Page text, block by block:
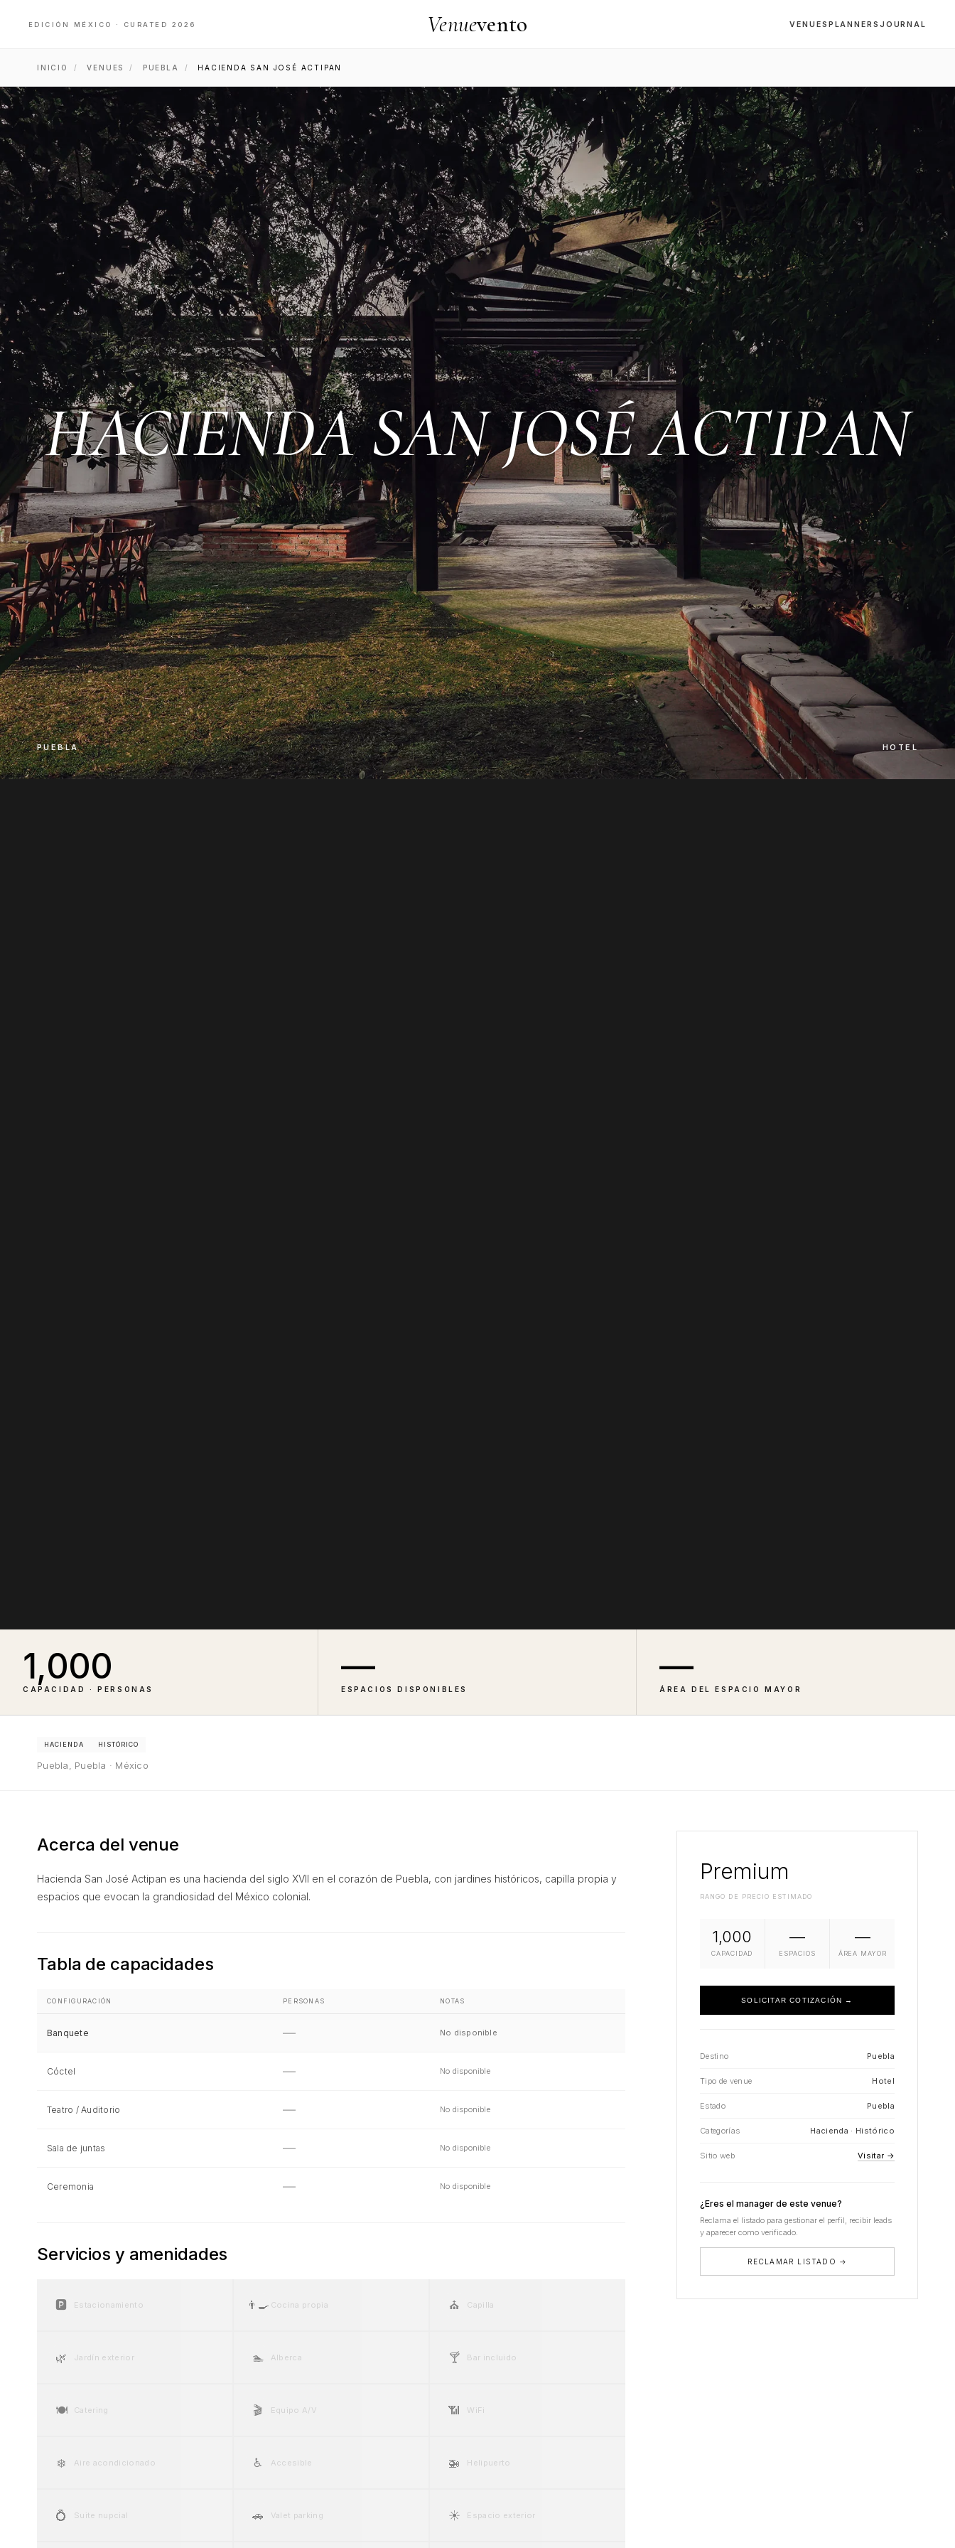
EDICIÓN MÉXICO · CURATED 2026 Venuevento VENUES PLANNERS JOURNAL
INICIO / VENUES / PUEBLA / HACIENDA SAN JOSÉ ACTIPAN
HACIENDA SAN JOSÉ ACTIPAN
PUEBLA HOTEL
1,000
CAPACIDAD · PERSONAS
—
ESPACIOS DISPONIBLES
—
ÁREA DEL ESPACIO MAYOR
HACIENDA HISTÓRICO
Puebla, Puebla · México
Acerca del venue
Hacienda San José Actipan es una hacienda del siglo XVII en el corazón de Puebla, con jardines históricos, capilla propia y
espacios que evocan la grandiosidad del México colonial.
Tabla de capacidades
CONFIGURACIÓN PERSONAS NOTAS
Banquete — No disponible
Cóctel — No disponible
Teatro / Auditorio — No disponible
Sala de juntas — No disponible
Ceremonia — No disponible
Servicios y amenidades
🅿️ Estacionamiento 👨‍🍳 Cocina propia ⛪ Capilla
🌿 Jardín exterior 🏊 Alberca 🍸 Bar incluido
🍽️ Catering 🎬 Equipo A/V 📶 WiFi
❄️ Aire acondicionado ♿ Accesible 🚁 Helipuerto
💍 Suite nupcial 🚗 Valet parking ☀️ Espacio exterior
Premium
RANGO DE PRECIO ESTIMADO
1,000
CAPACIDAD
—
ESPACIOS
—
ÁREA MAYOR
SOLICITAR COTIZACIÓN →
Destino Puebla
Tipo de venue Hotel
Estado Puebla
Categorías Hacienda · Histórico
Sitio web Visitar →
¿Eres el manager de este venue?
Reclama el listado para gestionar el perfil, recibir leads
y aparecer como verificado.
RECLAMAR LISTADO →